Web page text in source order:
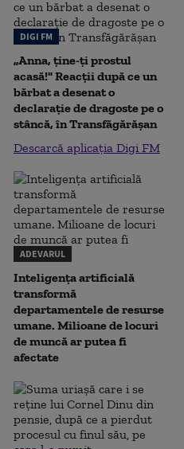
DIGI FM
„Anna, ţine-ţi prostul
acasă!" Reacţii după ce un
bărbat a desenat o
declaraţie de dragoste pe o
stâncă, în Transfăgărăşan
Descarcă aplicația Digi FM
ADEVARUL
Inteligența artificială
transformă
departamentele de resurse
umane. Milioane de locuri
de muncă ar putea fi
afectate